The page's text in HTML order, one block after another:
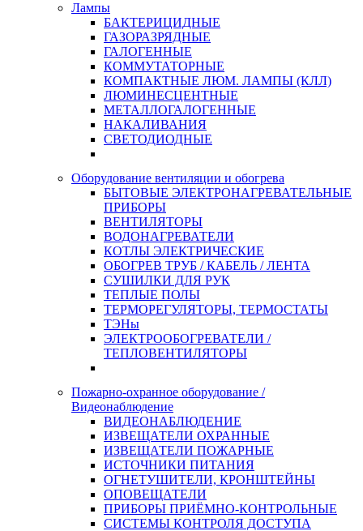
Лампы
БАКТЕРИЦИДНЫЕ
ГАЗОРАЗРЯДНЫЕ
ГАЛОГЕННЫЕ
КОММУТАТОРНЫЕ
КОМПАКТНЫЕ ЛЮМ. ЛАМПЫ (КЛЛ)
ЛЮМИНЕСЦЕНТНЫЕ
МЕТАЛЛОГАЛОГЕННЫЕ
НАКАЛИВАНИЯ
СВЕТОДИОДНЫЕ
Оборудование вентиляции и обогрева
БЫТОВЫЕ ЭЛЕКТРОНАГРЕВАТЕЛЬНЫЕ
ПРИБОРЫ
ВЕНТИЛЯТОРЫ
ВОДОНАГРЕВАТЕЛИ
КОТЛЫ ЭЛЕКТРИЧЕСКИЕ
ОБОГРЕВ ТРУБ / КАБЕЛЬ / ЛЕНТА
СУШИЛКИ ДЛЯ РУК
ТЕПЛЫЕ ПОЛЫ
ТЕРМОРЕГУЛЯТОРЫ, ТЕРМОСТАТЫ
ТЭНы
ЭЛЕКТРООБОГРЕВАТЕЛИ /
ТЕПЛОВЕНТИЛЯТОРЫ
Пожарно-охранное оборудование /
Видеонаблюдение
ВИДЕОНАБЛЮДЕНИЕ
ИЗВЕЩАТЕЛИ ОХРАННЫЕ
ИЗВЕЩАТЕЛИ ПОЖАРНЫЕ
ИСТОЧНИКИ ПИТАНИЯ
ОГНЕТУШИТЕЛИ, КРОНШТЕЙНЫ
ОПОВЕЩАТЕЛИ
ПРИБОРЫ ПРИЁМНО-КОНТРОЛЬНЫЕ
СИСТЕМЫ КОНТРОЛЯ ДОСТУПА